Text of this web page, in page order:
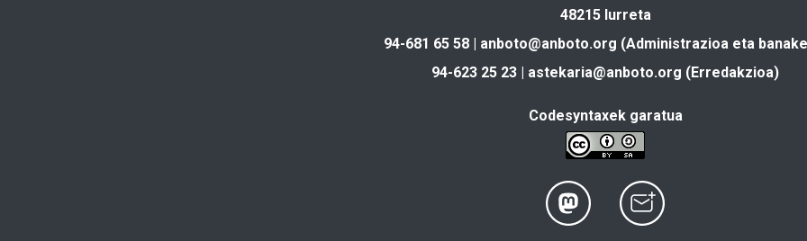
48215 Iurreta
94-681 65 58 | anboto@anboto.org (Administrazioa eta
94-623 25 23 | astekaria@anboto.org (Erredakzioa)
Codesyntaxek garatua